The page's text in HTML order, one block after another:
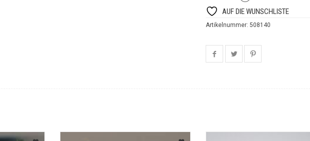
AUF DIE WUNSCHLISTE
Artikelnummer: 508140